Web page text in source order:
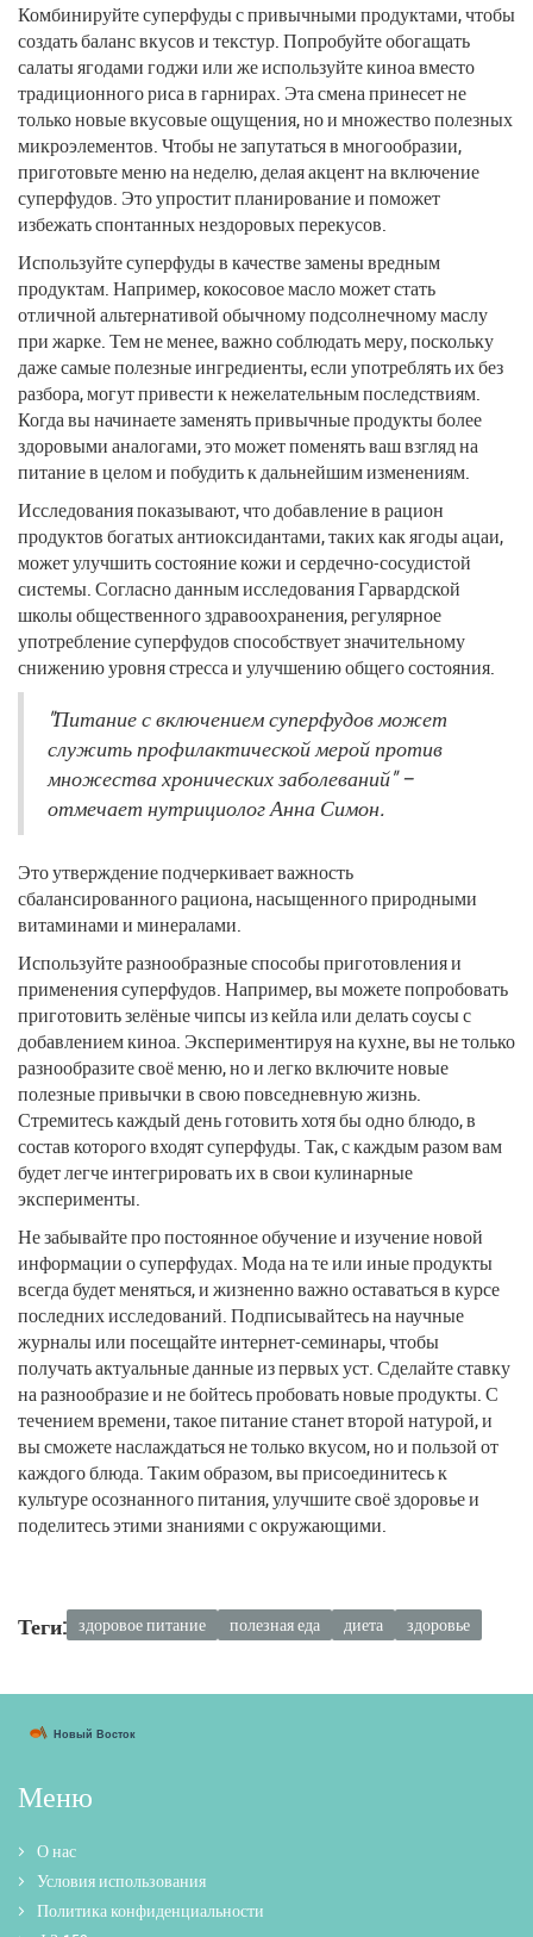
Комбинируйте суперфуды с привычными продуктами, чтобы
создать баланс вкусов и текстур. Попробуйте обогащать
салаты ягодами годжи или же используйте киноа вместо
традиционного риса в гарнирах. Эта смена принесет не
только новые вкусовые ощущения, но и множество полезных
микроэлементов. Чтобы не запутаться в многообразии,
приготовьте меню на неделю, делая акцент на включение
суперфудов. Это упростит планирование и поможет
избежать спонтанных нездоровых перекусов.
Используйте суперфуды в качестве замены вредным
продуктам. Например, кокосовое масло может стать
отличной альтернативой обычному подсолнечному маслу
при жарке. Тем не менее, важно соблюдать меру, поскольку
даже самые полезные ингредиенты, если употреблять их без
разбора, могут привести к нежелательным последствиям.
Когда вы начинаете заменять привычные продукты более
здоровыми аналогами, это может поменять ваш взгляд на
питание в целом и побудить к дальнейшим изменениям.
Исследования показывают, что добавление в рацион
продуктов богатых антиоксидантами, таких как ягоды ацаи,
может улучшить состояние кожи и сердечно-сосудистой
системы. Согласно данным исследования Гарвардской
школы общественного здравоохранения, регулярное
употребление суперфудов способствует значительному
снижению уровня стресса и улучшению общего состояния.
"Питание с включением суперфудов может
служить профилактической мерой против
множества хронических заболеваний" –
отмечает нутрициолог Анна Симон.
Это утверждение подчеркивает важность
сбалансированного рациона, насыщенного природными
витаминами и минералами.
Используйте разнообразные способы приготовления и
применения суперфудов. Например, вы можете попробовать
приготовить зелёные чипсы из кейла или делать соусы с
добавлением киноа. Экспериментируя на кухне, вы не только
разнообразите своё меню, но и легко включите новые
полезные привычки в свою повседневную жизнь.
Стремитесь каждый день готовить хотя бы одно блюдо, в
состав которого входят суперфуды. Так, с каждым разом вам
будет легче интегрировать их в свои кулинарные
эксперименты.
Не забывайте про постоянное обучение и изучение новой
информации о суперфудах. Мода на те или иные продукты
всегда будет меняться, и жизненно важно оставаться в курсе
последних исследований. Подписывайтесь на научные
журналы или посещайте интернет-семинары, чтобы
получать актуальные данные из первых уст. Сделайте ставку
на разнообразие и не бойтесь пробовать новые продукты. С
течением времени, такое питание станет второй натурой, и
вы сможете наслаждаться не только вкусом, но и пользой от
каждого блюда. Таким образом, вы присоединитесь к
культуре осознанного питания, улучшите своё здоровье и
поделитесь этими знаниями с окружающими.
Теги: здоровое питание полезная еда диета здоровье
Меню
О нас
Условия использования
Политика конфиденциальности